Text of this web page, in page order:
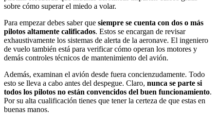
sobre cómo superar el miedo a volar.
Para empezar debes saber que siempre se cuenta con dos o más
pilotos altamente calificados. Estos se encargan de revisar
exhaustivamente los sistemas de alerta de la aeronave. El ingeniero
de vuelo también está para verificar cómo operan los motores y
demás controles técnicos de mantenimiento del avión.
Además, examinan el avión desde fuera concienzudamente. Todo
esto se lleva a cabo antes del despegue. Claro, nunca se parte si
todos los pilotos no están convencidos del buen funcionamiento.
Por su alta cualificación tienes que tener la certeza de que estas en
buenas manos.